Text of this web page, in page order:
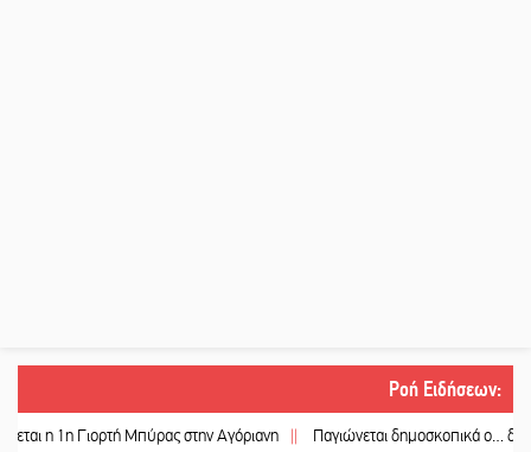
Ροή Ειδήσεων:
Γιορτή Μπύρας στην Αγόριανη || Παγιώνεται δημοσκοπικά ο…